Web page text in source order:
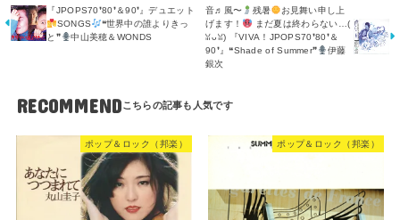
『JPOPS70❜80❜＆90❜』デュエット
SONGS
❝世界中の誰よりきっ
と❞
中山美穂＆WONDS
音♬風〜 残暑
お見舞い申し上
げます！
まだ夏は終わらない…(⁠
⁠ꈍ⁠ᴗ⁠ꈍ⁠) 『VIVA！JPOPS70❜80❜＆
90❜』❝Shade of Summer❞
伊藤
銀次
RECOMMEND
ポップ＆ロック（邦楽） ポップ＆ロック（邦楽）